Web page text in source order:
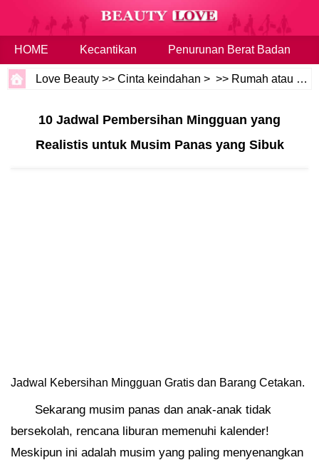
HOME Kecantikan Penurunan Berat Badan
Love Beauty >>Cinta keindahan > >> Rumah atau Keluarga
10 Jadwal Pembersihan Mingguan yang
Realistis untuk Musim Panas yang Sibuk
Jadwal Kebersihan Mingguan Gratis dan Barang Cetakan.
Sekarang musim panas dan anak-anak tidak
bersekolah, rencana liburan memenuhi kalender!
Meskipun ini adalah musim yang paling menyenangkan